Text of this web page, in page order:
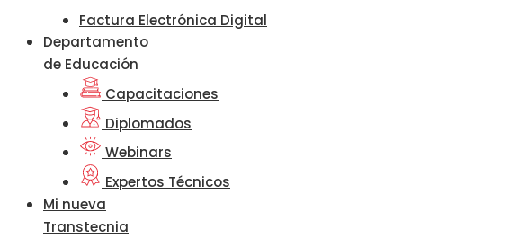
Factura Electrónica Digital
Departamento
de Educación
Capacitaciones
Diplomados
Webinars
Expertos Técnicos
Mi nueva
Transtecnia